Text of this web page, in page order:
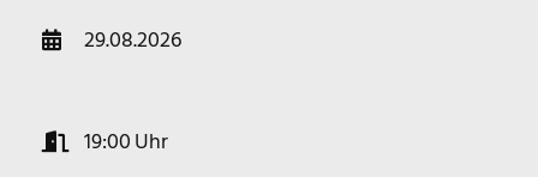
29.08.2026
19:00